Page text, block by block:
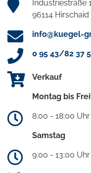
Industriestraße
96114 Hirschaid
info@kuegel-
0 95 43/82 37
Verkauf
Montag bis
8:00 - 18:00 Uhr
Samstag
9:00 - 13:00 Uhr